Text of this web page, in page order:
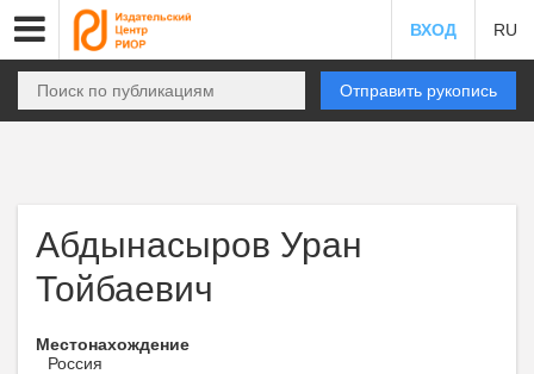
ВХОД RU
Отправить рукопись
Абдынасыров Уран
Тойбаевич
Местонахождение
Россия